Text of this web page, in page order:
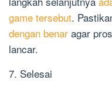
game tersebut.
dengan benar agar
lancar.
7. Selesai